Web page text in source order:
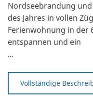
Nordseebrandung
des Jahres in vollen
Ferienwohnung in der
entspannen und ein
...
Vollständige